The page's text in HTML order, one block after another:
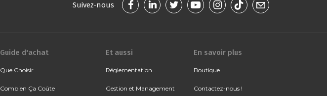
Suivez-nous
Guide d'achat
Que Choisir
Combien Ça Coûte
Et aussi
Réglementation
Gestion et Management
En savoir plus
Boutique
Contactez-nous !